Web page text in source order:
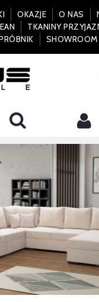
OKAZJE O NAS
TKANINY
SHOWROOM